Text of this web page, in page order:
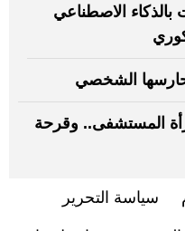
الاصطناعي
الشخصي
المستشفى.. وقرحة
سياسة التحرير